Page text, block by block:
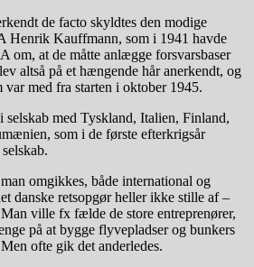
de facto skyldtes den modige
Henrik Kauffmann, som i 1941 havde
om, at de måtte anlægge forsvarsbaser
altså på et hængende hår anerkendt, og
var med fra starten i oktober 1945.
selskab med Tyskland, Italien, Finland,
som i de første efterkrigsår
omgikkes, både international og
danske retsopgør heller ikke stille af –
ville fx fælde de store entreprenører,
på at bygge flyvepladser og bunkers
ofte gik det anderledes.